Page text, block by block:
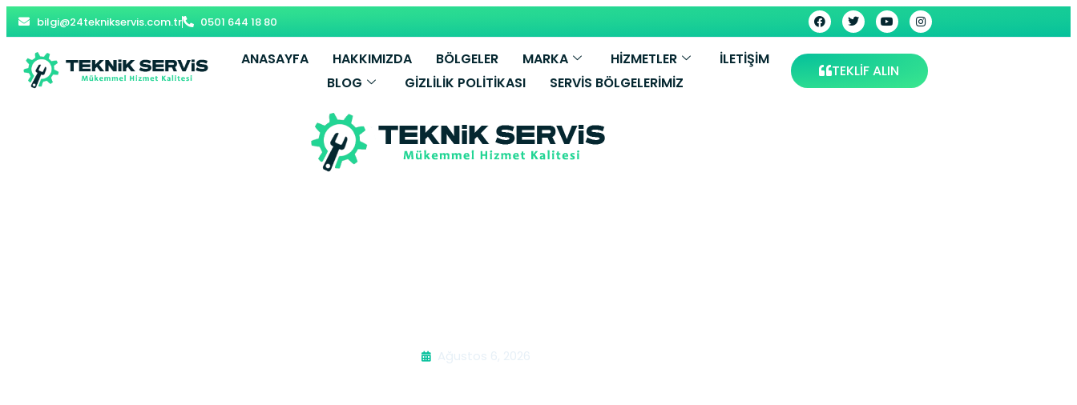
bilgi@24teknikservis.com.tr 0501 644 18 80
ANASAYFA HAKKIMIZDA BÖLGELER MARKA HİZMETLER
İLETIŞIM
BLOG
GIZLILIK POLITIKASI SERVIS BÖLGELERIMIZ
TEKLİF ALIN
Ağustos 6, 2026